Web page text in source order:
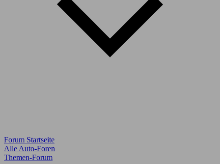
Forum Startseite
Alle Auto-Foren
Themen-Forum